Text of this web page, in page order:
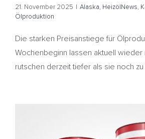
21. November 2025 | Alaska, HeizölNews,
Ölproduktion
Die starken Preisanstiege für
Wochenbeginn lassen aktuell wieder
rutschen derzeit tiefer als sie noch zu